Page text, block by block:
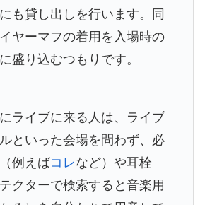
も貸し出しを行います。同
ヤーマフの着用を入場時の
盛り込むつもりです。
ライブに来る人は、ライブ
といった会場を問わず、必
例えばコレなど）や耳栓
クターで検索すると音楽用